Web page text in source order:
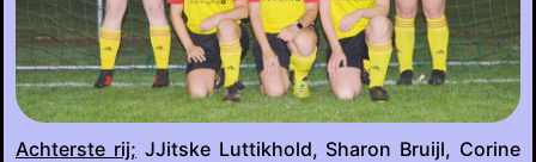
Achterste rij; JJitske Luttikhold, Sharon Bruijl, Corine